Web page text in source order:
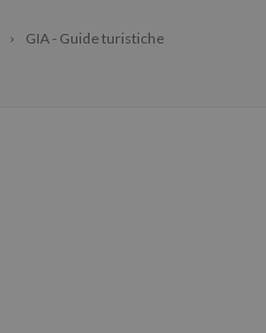
GIA - Guide turistiche